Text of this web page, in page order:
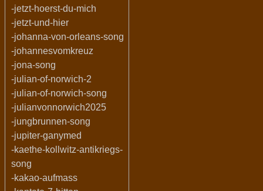
-jetzt-hoerst-du-mich
-jetzt-und-hier
-johanna-von-orleans-song
-johannesvomkreuz
-jona-song
-julian-of-norwich-2
-julian-of-norwich-song
-julianvonnorwich2025
-jungbrunnen-song
-jupiter-ganymed
-kaethe-kollwitz-antikriegs-
song
-kakao-aufmass